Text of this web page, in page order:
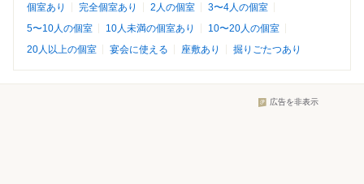
個室あり 完全個室あり 2人の個室
3〜4人の個室
5〜10人の個室
10人未満の個室あり
10〜20人の個室
20人以上の個室
宴会に使える 座敷あり 掘りごたつあり
広告を非表示